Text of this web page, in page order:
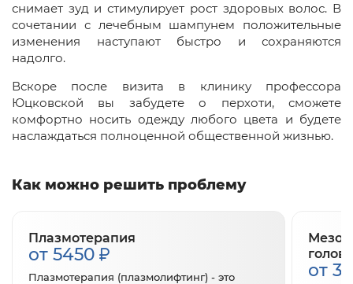
снимает зуд и стимулирует рост здоровых волос. В
сочетании с лечебным шампунем положительные
изменения наступают быстро и сохраняются
надолго.
Вскоре после визита в клинику профессора
Юцковской вы забудете о перхоти, сможете
комфортно носить одежду любого цвета и будете
наслаждаться полноценной общественной жизнью.
Как можно решить проблему
Плазмотерапия
от 5450
Плазмотерапия (плазмолифтинг) - это
от